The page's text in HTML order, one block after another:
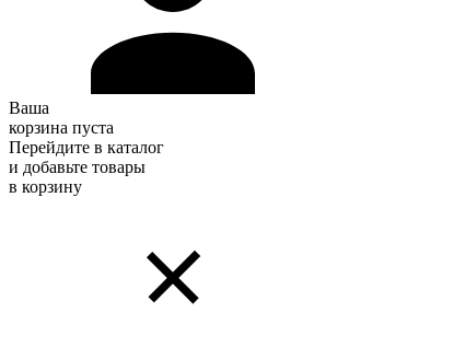
Ваша
корзина пуста
Перейдите в каталог
и добавьте товары
в корзину